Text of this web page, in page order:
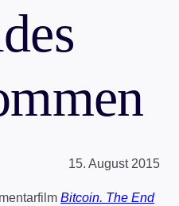
15. August 2015
Bitcoin. The End